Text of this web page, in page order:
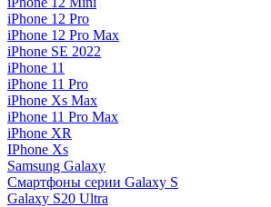
iPhone 12 Pro
iPhone 12 Pro Max
iPhone SE 2022
iPhone 11
iPhone 11 Pro
iPhone Xs Max
iPhone 11 Pro Max
iPhone XR
IPhone Xs
Samsung Galaxy
Смартфоны серии Galaxy S
Galaxy S20 Ultra